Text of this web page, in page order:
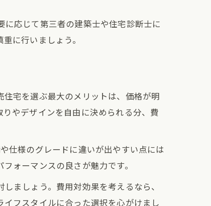
応じて第三者の建築士や住宅診断士に
に行いましょう。
宅を選ぶ最大のメリットは、価格が明
やデザインを自由に決められる分、費
仕様のグレードに違いが出やすい点には
ォーマンスの良さが魅力です。
ましょう。費用対効果を考えるなら、
フスタイルに合った選択を心がけまし